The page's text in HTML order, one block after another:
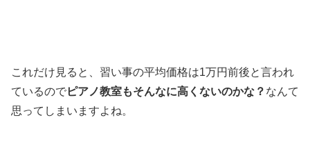
これだけ見ると、習い事の平均価格は1万円前後と言われ
ているのでピアノ教室もそんなに高くないのかな？ なんて
思ってしまいますよね。